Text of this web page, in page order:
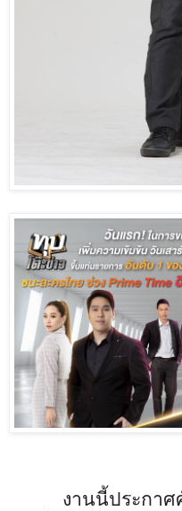
งานนี้ประกา